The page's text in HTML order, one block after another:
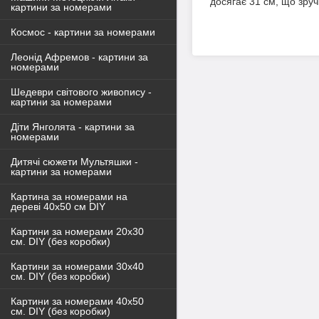
картини за номерами
Космос - картини за номерами
Леонід Афремов - картини за
номерами
Шедеври світового живопису -
картини за номерами
Діти Янголята - картини за
номерами
Дитячі сюжети Мультяшки -
картини за номерами
Картина за номерами на
дереві 40х50 см DIY
Картини за номерами 20х30
см. DIY (без коробки)
Картини за номерами 30х40
см. DIY (без коробки)
Картини за номерами 40х50
см. DIY (без коробки)